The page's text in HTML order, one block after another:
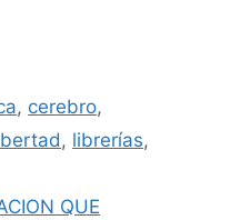
, cerebro,
, librerías,
QUE